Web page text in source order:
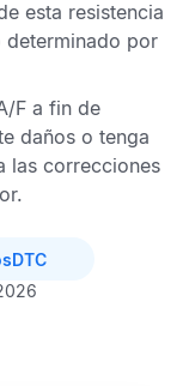
esta resistencia
determinado por
F a fin de
daños o tenga
las correcciones